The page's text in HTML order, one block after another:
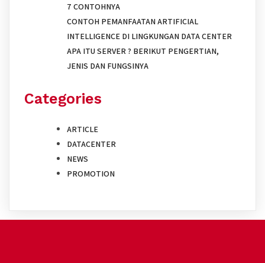
7 CONTOHNYA
CONTOH PEMANFAATAN ARTIFICIAL
INTELLIGENCE DI LINGKUNGAN DATA CENTER
APA ITU SERVER ? BERIKUT PENGERTIAN,
JENIS DAN FUNGSINYA
Categories
ARTICLE
DATACENTER
NEWS
PROMOTION